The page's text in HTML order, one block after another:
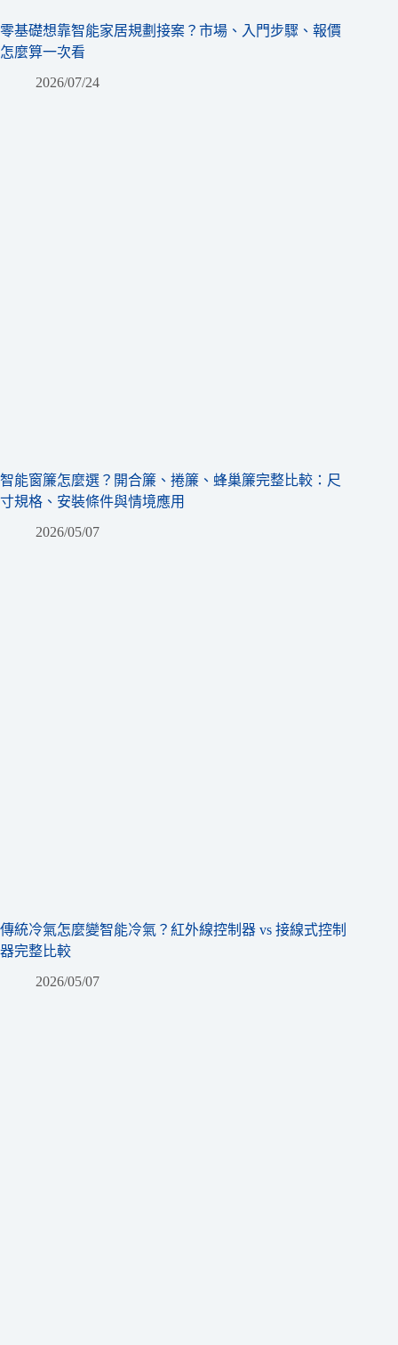
零基礎想靠智能家居規劃接案？市場、入門步驟、報價
怎麼算一次看
2026/07/24
智能窗簾怎麼選？開合簾、捲簾、蜂巢簾完整比較：尺
寸規格、安裝條件與情境應用
2026/05/07
傳統冷氣怎麼變智能冷氣？紅外線控制器 vs 接線式控制
器完整比較
2026/05/07